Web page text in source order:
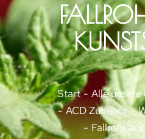
Sie befinden sich hier:
Start
Alle unsere
ACD Zubehör
Fallrohr